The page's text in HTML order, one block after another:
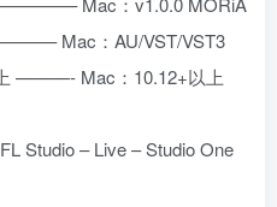
Mac：AU/VST/VST3
———- Mac：10.12+以上
Studio – Live – Studio One